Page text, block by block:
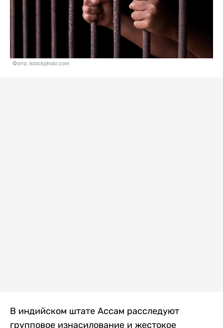
Фото: istockphoto.com
В индийском штате Ассам расследуют
групповое изнасилование и жестокое